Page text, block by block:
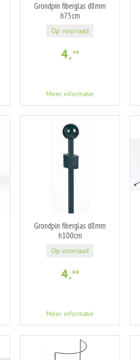
Grondpin fiberglas d8mm
h75cm
4,49
Meer informatie
Op voorraad
Grondpin fiberglas d8mm
h100cm
4,69
Meer informatie
Op voorraad